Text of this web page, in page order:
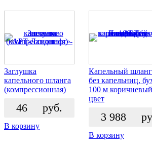
Заглушка
капельного шланга
(компрессионная)
46 руб.
В корзину
Капельный шланг
без капельниц,
100 м коричневый
цвет
3 988
В корзину